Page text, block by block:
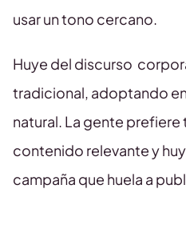
usar un tono cercano.
Huye del discurso
tradicional, adoptando
natural. La gente prefiere
contenido relevante y
campaña que huela a